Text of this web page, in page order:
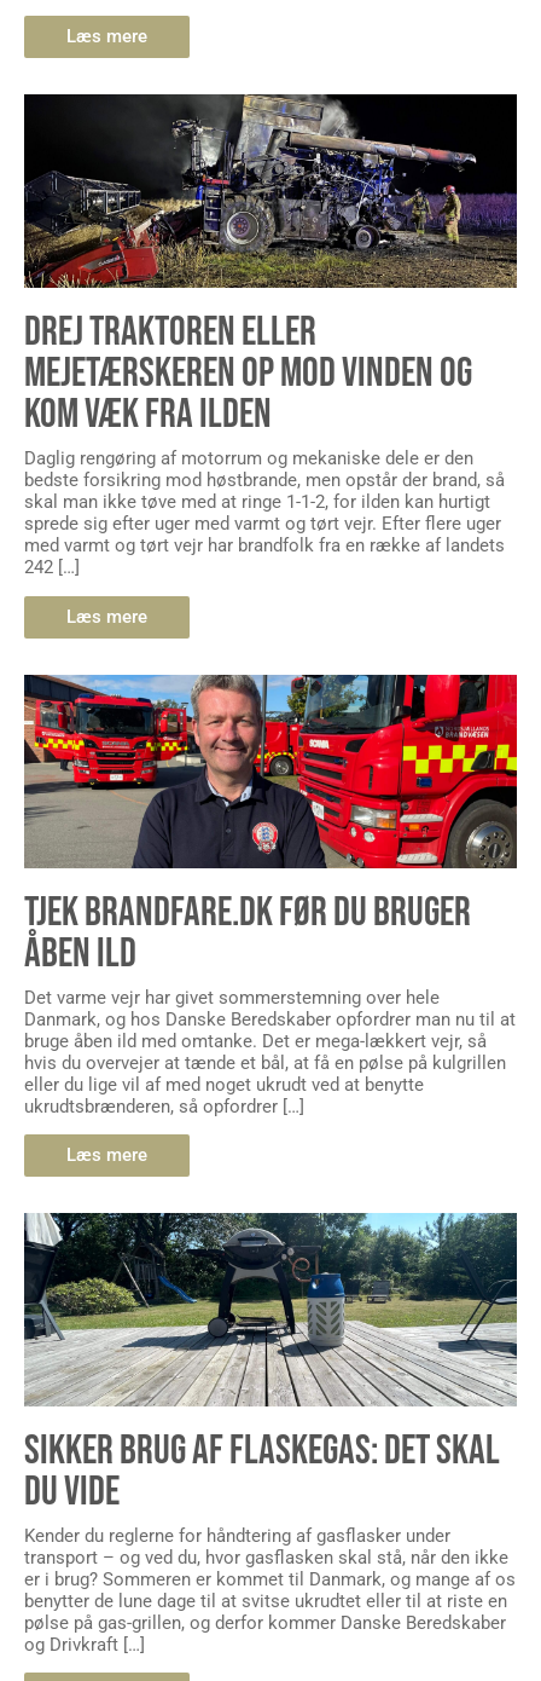
Læs mere
DREJ TRAKTOREN ELLER
MEJETÆRSKEREN OP MOD VINDEN OG
KOM VÆK FRA ILDEN
Daglig rengøring af motorrum og mekaniske dele er den
bedste forsikring mod høstbrande, men opstår der brand, så
skal man ikke tøve med at ringe 1-1-2, for ilden kan hurtigt
sprede sig efter uger med varmt og tørt vejr. Efter flere uger
med varmt og tørt vejr har brandfolk fra en række af landets
242 […]
Læs mere
TJEK BRANDFARE.DK FØR DU BRUGER
ÅBEN ILD
Det varme vejr har givet sommerstemning over hele
Danmark, og hos Danske Beredskaber opfordrer man nu til at
bruge åben ild med omtanke. Det er mega-lækkert vejr, så
hvis du overvejer at tænde et bål, at få en pølse på kulgrillen
eller du lige vil af med noget ukrudt ved at benytte
ukrudtsbrænderen, så opfordrer […]
Læs mere
SIKKER BRUG AF FLASKEGAS: DET SKAL
DU VIDE
Kender du reglerne for håndtering af gasflasker under
transport – og ved du, hvor gasflasken skal stå, når den ikke
er i brug? Sommeren er kommet til Danmark, og mange af os
benytter de lune dage til at svitse ukrudtet eller til at riste en
pølse på gas-grillen, og derfor kommer Danske Beredskaber
og Drivkraft […]